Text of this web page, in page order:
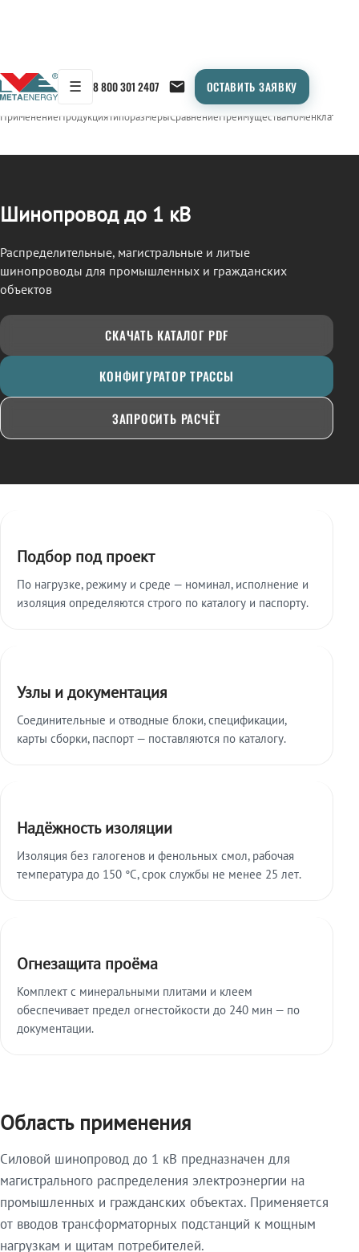
☰ 8 800 301 2407 ОСТАВИТЬ ЗАЯВКУ
← Продукция/ШИНОПРОВОД
ПрименениеПродукцияТипоразмерыСравнениеПреимуществаНоменклатура
Шинопровод до 1 кВ
Распределительные, магистральные и литые
шинопроводы для промышленных и гражданских
объектов
СКАЧАТЬ КАТАЛОГ PDF
КОНФИГУРАТОР ТРАССЫ
ЗАПРОСИТЬ РАСЧЁТ
Подбор под проект
По нагрузке, режиму и среде — номинал, исполнение и
изоляция определяются строго по каталогу и паспорту.
Узлы и документация
Соединительные и отводные блоки, спецификации,
карты сборки, паспорт — поставляются по каталогу.
Надёжность изоляции
Изоляция без галогенов и фенольных смол, рабочая
температура до 150 °C, срок службы не менее 25 лет.
Огнезащита проёма
Комплект с минеральными плитами и клеем
обеспечивает предел огнестойкости до 240 мин — по
документации.
Область применения
Силовой шинопровод до 1 кВ предназначен для
магистрального распределения электроэнергии на
промышленных и гражданских объектах. Применяется
от вводов трансформаторных подстанций к мощным
нагрузкам и щитам потребителей.